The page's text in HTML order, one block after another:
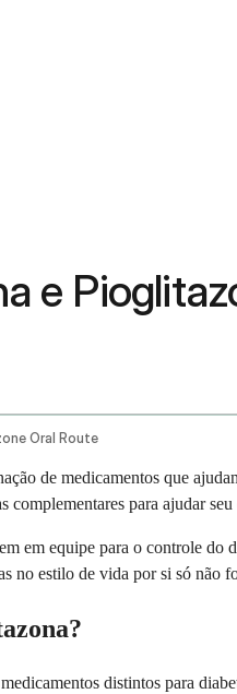
e
Oral Route
de medicamentos que
complementares para ajudar
em equipe para o controle
no estilo de vida por si só não
distintos para